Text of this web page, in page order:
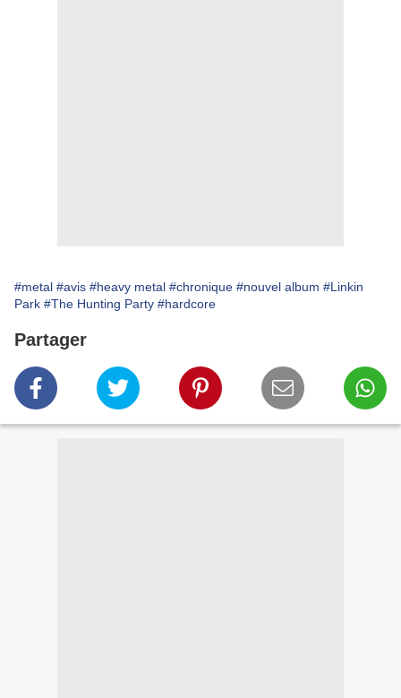
#metal #avis #heavy metal #chronique #nouvel album #Linkin
Park #The Hunting Party #hardcore
Partager